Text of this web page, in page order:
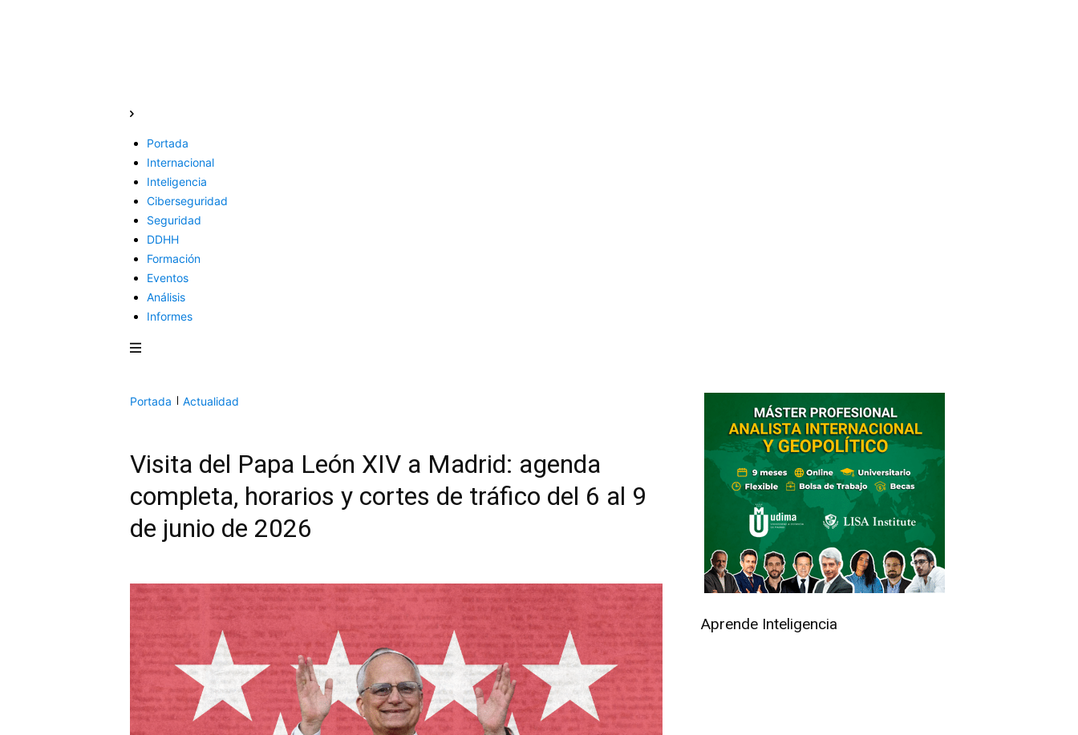
Portada
Internacional
Inteligencia
Ciberseguridad
Seguridad
DDHH
Formación
Eventos
Análisis
Informes
Portada Actualidad
Visita del Papa León XIV a Madrid: agenda
completa, horarios y cortes de tráfico del 6 al 9
de junio de 2026
Aprende Inteligencia